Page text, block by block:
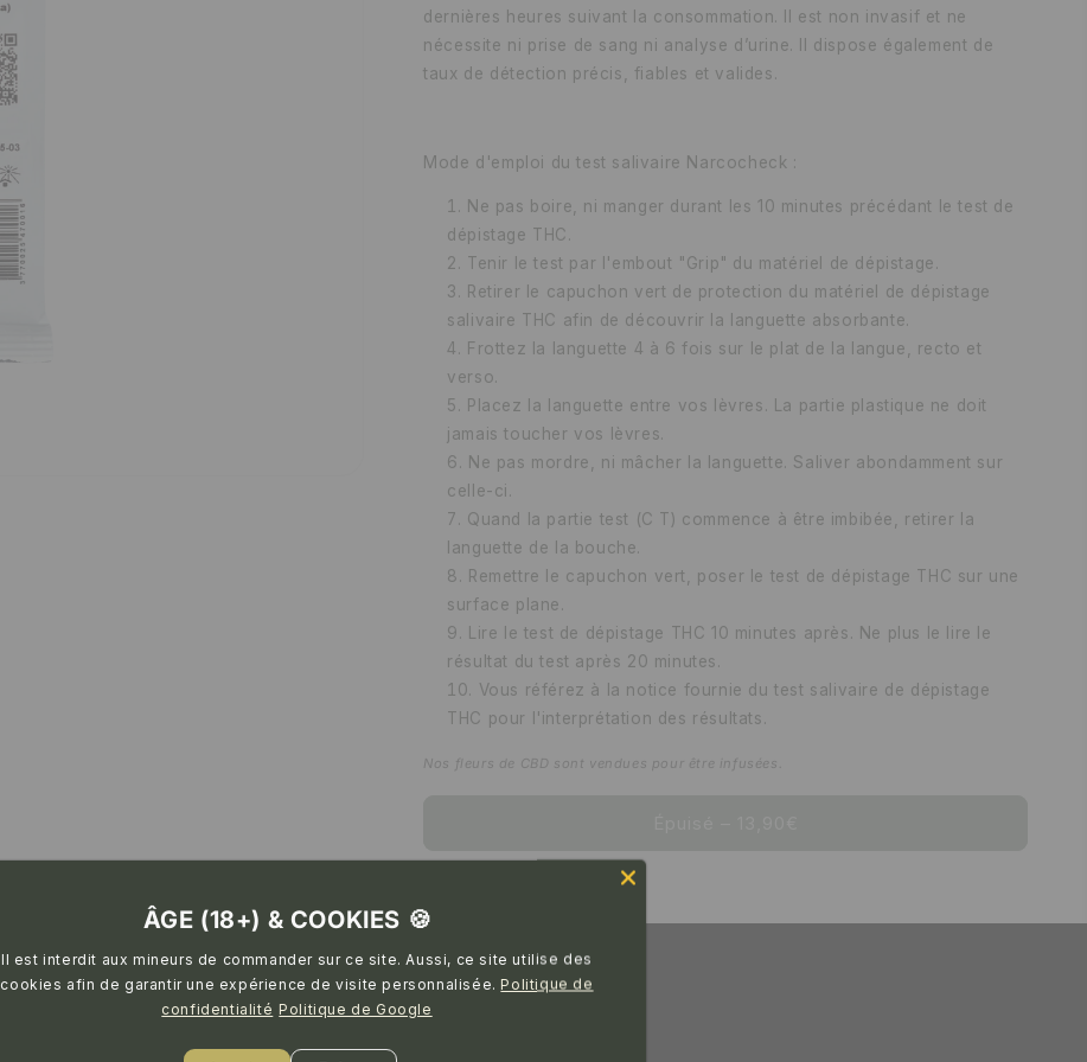
dernières heures suivant la consommation. Il est non invasif et ne
nécessite ni prise de sang ni analyse d’urine. Il dispose également de
taux de détection précis, fiables et valides.
Mode d'emploi du test salivaire Narcocheck :
Ne pas boire, ni manger durant les 10 minutes précédant le test de
dépistage THC.
Tenir le test par l'embout "Grip" du matériel de dépistage.
Retirer le capuchon vert de protection du matériel de dépistage
salivaire THC afin de découvrir la languette absorbante.
Frottez la languette 4 à 6 fois sur le plat de la langue, recto et
verso.
Placez la languette entre vos lèvres. La partie plastique ne doit
jamais toucher vos lèvres.
Ne pas mordre, ni mâcher la languette. Saliver abondamment sur
celle-ci.
Quand la partie test (C T) commence à être imbibée, retirer la
languette de la bouche.
Remettre le capuchon vert, poser le test de dépistage THC sur une
surface plane.
Lire le test de dépistage THC 10 minutes après. Ne plus le lire le
résultat du test après 20 minutes.
Vous référez à la notice fournie du test salivaire de dépistage
THC pour l'interprétation des résultats.
Nos fleurs de CBD sont vendues pour être infusées.
Des questions ? Par ici ! 👀
ÂGE (18+) & COOKIES 🍪
Il est interdit aux mineurs de commander sur ce site. Aussi, ce site utilise des
cookies afin de garantir une expérience de visite personnalisée. Politique de
confidentialité Politique de Google